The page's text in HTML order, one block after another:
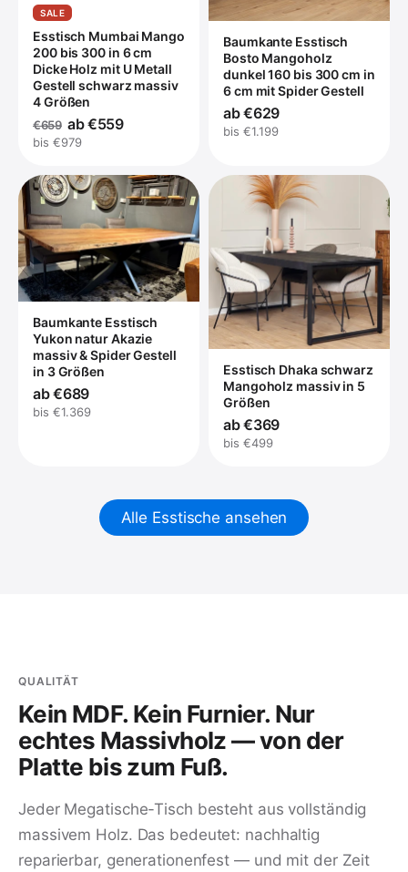
SALE
Esstisch Mumbai Mango
200 bis 300 in 6 cm
Dicke Holz mit U Metall
Gestell schwarz massiv
4 Größen
€659 ab €559
bis €979
Baumkante Esstisch
Bosto Mangoholz
dunkel 160 bis 300 cm in
6 cm mit Spider Gestell
ab €629
bis €1.199
Baumkante Esstisch
Yukon natur Akazie
massiv & Spider Gestell
in 3 Größen
ab €689
bis €1.369
Esstisch Dhaka schwarz
Mangoholz massiv in 5
Größen
ab €369
bis €499
Alle Esstische ansehen
QUALITÄT
Kein MDF. Kein Furnier. Nur
echtes Massivholz — von der
Platte bis zum Fuß.
Jeder Megatische-Tisch besteht aus vollständig
massivem Holz. Das bedeutet: nachhaltig
reparierbar, generationenfest — und mit der Zeit